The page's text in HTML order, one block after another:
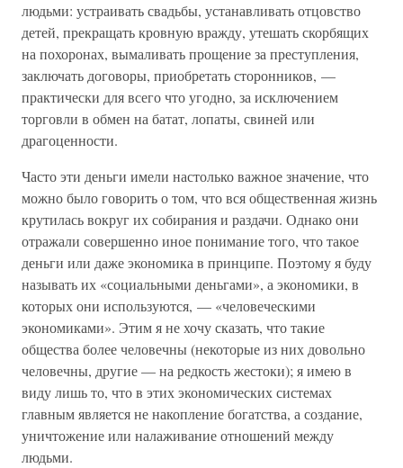
людьми: устраивать свадьбы, устанавливать отцовство
детей, прекращать кровную вражду, утешать скорбящих
на похоронах, вымаливать прощение за преступления,
заключать договоры, приобретать сторонников, —
практически для всего что угодно, за исключением
торговли в обмен на батат, лопаты, свиней или
драгоценности.
Часто эти деньги имели настолько важное значение, что
можно было говорить о том, что вся общественная жизнь
крутилась вокруг их собирания и раздачи. Однако они
отражали совершенно иное понимание того, что такое
деньги или даже экономика в принципе. Поэтому я буду
называть их «социальными деньгами», а экономики, в
которых они используются, — «человеческими
экономиками». Этим я не хочу сказать, что такие
общества более человечны (некоторые из них довольно
человечны, другие — на редкость жестоки); я имею в
виду лишь то, что в этих экономических системах
главным является не накопление богатства, а создание,
уничтожение или налаживание отношений между
людьми.